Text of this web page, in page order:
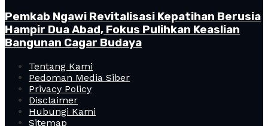
Pemkab Ngawi Revitalisasi Kepatihan Berusia
Hampir Dua Abad, Fokus Pulihkan Keaslian
Bangunan Cagar Budaya
Tentang Kami
Pedoman Media Siber
Privacy Policy
Disclaimer
Hubungi Kami
Sitemap